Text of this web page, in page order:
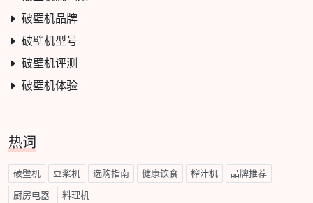
破壁机品牌
破壁机型号
破壁机评测
破壁机体验
热词
破壁机 豆浆机 选购指南 健康饮食 榨汁机 品牌推荐
厨房电器 料理机